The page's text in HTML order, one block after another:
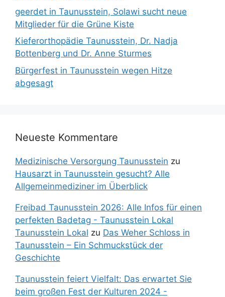
geerdet in Taunusstein, Solawi sucht neue
Mitglieder für die Grüne Kiste
Kieferorthopädie Taunusstein, Dr. Nadja
Bottenberg und Dr. Anne Sturmes
Bürgerfest in Taunusstein wegen Hitze
abgesagt
Neueste Kommentare
Medizinische Versorgung Taunusstein zu
Hausarzt in Taunusstein gesucht? Alle
Allgemeinmediziner im Überblick
Freibad Taunusstein 2026: Alle Infos für einen
perfekten Badetag - Taunusstein Lokal
Taunusstein Lokal zu Das Weher Schloss in
Taunusstein – Ein Schmuckstück der
Geschichte
Taunusstein feiert Vielfalt: Das erwartet Sie
beim großen Fest der Kulturen 2024 -